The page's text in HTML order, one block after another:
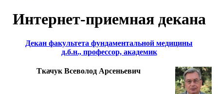
Интернет-приемная декана
Декан факультета фундаментальной медицины
д.б.н., профессор, академик
Ткачук Всеволод Арсеньевич